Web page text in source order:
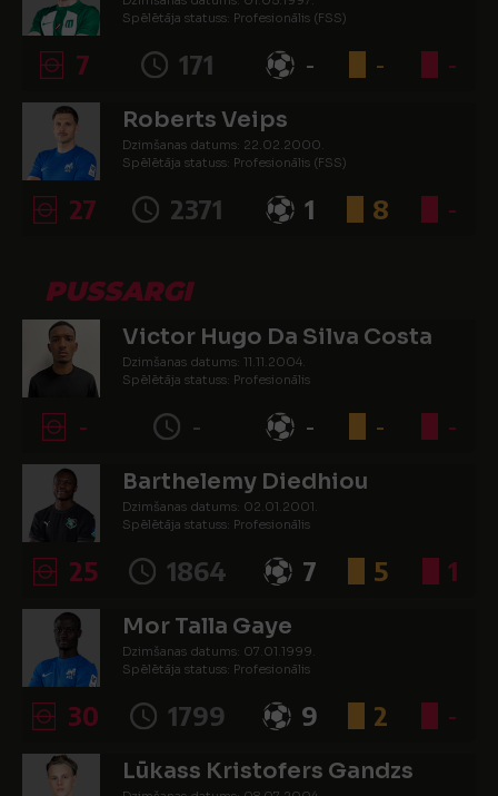
Spēlētāja statuss: Profesionālis (FSS)
7 171 - - -
Roberts Veips
Dzimšanas datums: 22.02.2000.
Spēlētāja statuss: Profesionālis (FSS)
27 2371 1 8 -
PUSSARGI
Victor Hugo Da Silva Costa
Dzimšanas datums: 11.11.2004.
Spēlētāja statuss: Profesionālis
- - - - -
Barthelemy Diedhiou
Dzimšanas datums: 02.01.2001.
Spēlētāja statuss: Profesionālis
25 1864 7 5 1
Mor Talla Gaye
Dzimšanas datums: 07.01.1999.
Spēlētāja statuss: Profesionālis
30 1799 9 2 -
Lūkass Kristofers Gandzs